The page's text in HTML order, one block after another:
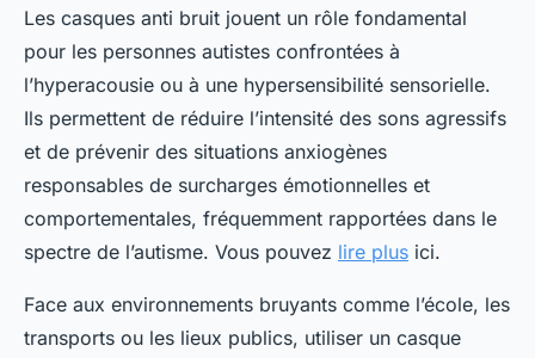
Les casques anti bruit jouent un rôle fondamental
pour les personnes autistes confrontées à
l’hyperacousie ou à une hypersensibilité sensorielle.
Ils permettent de réduire l’intensité des sons agressifs
et de prévenir des situations anxiogènes
responsables de surcharges émotionnelles et
comportementales, fréquemment rapportées dans le
spectre de l’autisme. Vous pouvez lire plus ici.
Face aux environnements bruyants comme l’école, les
transports ou les lieux publics, utiliser un casque